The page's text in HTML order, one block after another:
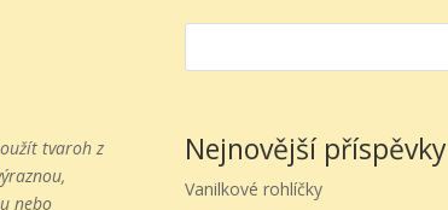
tvaroh z
nebo
Nejnovější příspěvky
Vanilkové rohlíčky